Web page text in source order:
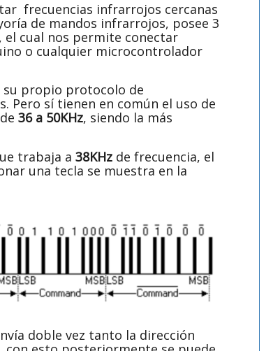
frecuencias infrarrojos cercanas
de mandos infrarrojos, posee 3
el cual nos permite conectar
o cualquier microcontrolador
propio protocolo de
Pero sí tienen en común el uso de
36 a 50KHz, siendo la más
trabaja a 38KHz de frecuencia, el
una tecla se muestra en la
doble vez tanto la dirección